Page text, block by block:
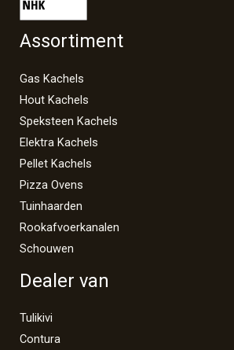
Assortiment
Gas Kachels
Hout Kachels
Speksteen Kachels
Elektra Kachels
Pellet Kachels
Pizza Ovens
Tuinhaarden
Rookafvoerkanalen
Schouwen
Dealer van
Tulikivi
Contura